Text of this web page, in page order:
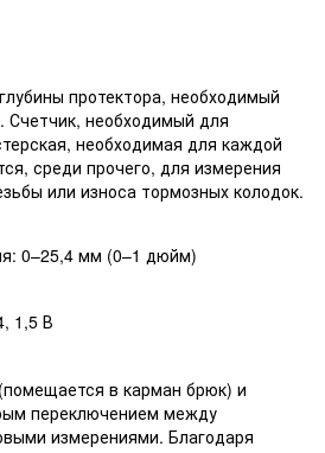
протектора, необходимый
Счетчик, необходимый для
необходимая для каждой
среди прочего, для измерения
или износа тормозных колодок.
0–25,4 мм (0–1 дюйм)
1,5 В
в карман брюк) и
переключением между
измерениями. Благодаря